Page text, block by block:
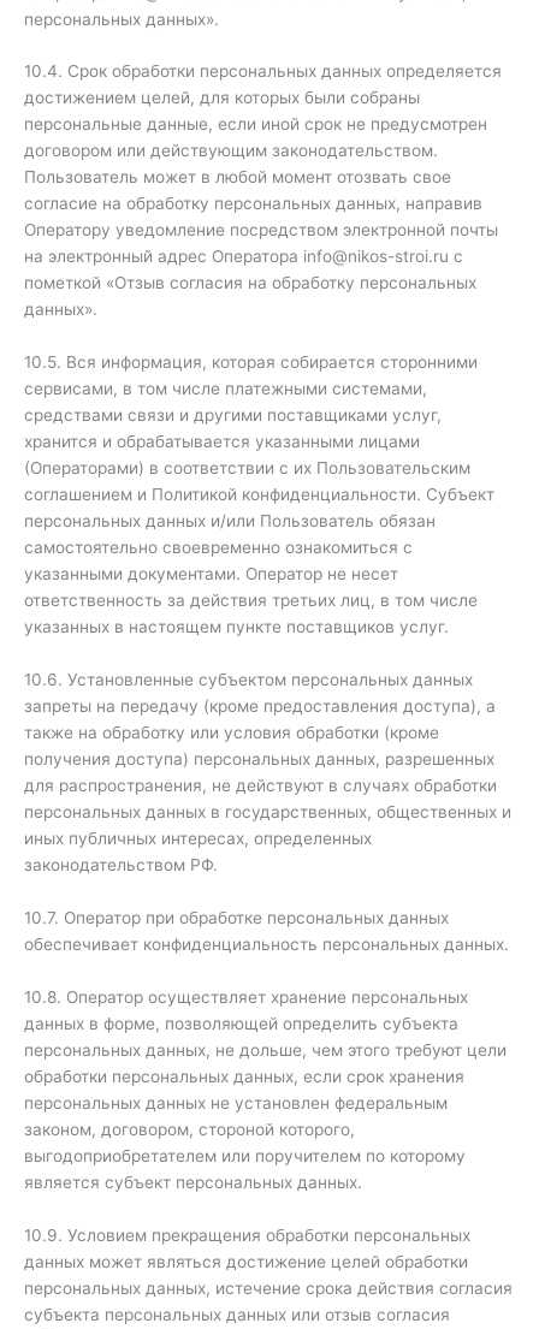
персональных данных».
10.4. Срок обработки персональных данных определяется
достижением целей, для которых были собраны
персональные данные, если иной срок не предусмотрен
договором или действующим законодательством.
Пользователь может в любой момент отозвать свое
согласие на обработку персональных данных, направив
Оператору уведомление посредством электронной почты
на электронный адрес Оператора info@nikos-stroi.ru с
пометкой «Отзыв согласия на обработку персональных
данных».
10.5. Вся информация, которая собирается сторонними
сервисами, в том числе платежными системами,
средствами связи и другими поставщиками услуг,
хранится и обрабатывается указанными лицами
(Операторами) в соответствии с их Пользовательским
соглашением и Политикой конфиденциальности. Субъект
персональных данных и/или Пользователь обязан
самостоятельно своевременно ознакомиться с
указанными документами. Оператор не несет
ответственность за действия третьих лиц, в том числе
указанных в настоящем пункте поставщиков услуг.
10.6. Установленные субъектом персональных данных
запреты на передачу (кроме предоставления доступа), а
также на обработку или условия обработки (кроме
получения доступа) персональных данных, разрешенных
для распространения, не действуют в случаях обработки
персональных данных в государственных, общественных и
иных публичных интересах, определенных
законодательством РФ.
10.7. Оператор при обработке персональных данных
обеспечивает конфиденциальность персональных данных.
10.8. Оператор осуществляет хранение персональных
данных в форме, позволяющей определить субъекта
персональных данных, не дольше, чем этого требуют цели
обработки персональных данных, если срок хранения
персональных данных не установлен федеральным
законом, договором, стороной которого,
выгодоприобретателем или поручителем по которому
является субъект персональных данных.
10.9. Условием прекращения обработки персональных
данных может являться достижение целей обработки
персональных данных, истечение срока действия согласия
субъекта персональных данных или отзыв согласия